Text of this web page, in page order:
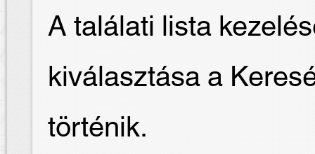
A találati lista
kiválasztása a
történik.